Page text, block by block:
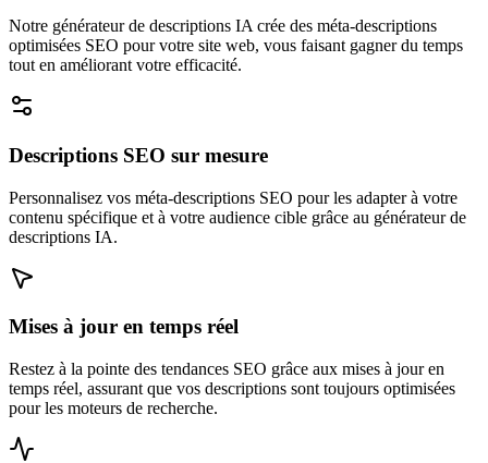
Notre générateur de descriptions IA crée des méta-descriptions
optimisées SEO pour votre site web, vous faisant gagner du temps
tout en améliorant votre efficacité.
Descriptions SEO sur mesure
Personnalisez vos méta-descriptions SEO pour les adapter à votre
contenu spécifique et à votre audience cible grâce au générateur de
descriptions IA.
Mises à jour en temps réel
Restez à la pointe des tendances SEO grâce aux mises à jour en
temps réel, assurant que vos descriptions sont toujours optimisées
pour les moteurs de recherche.